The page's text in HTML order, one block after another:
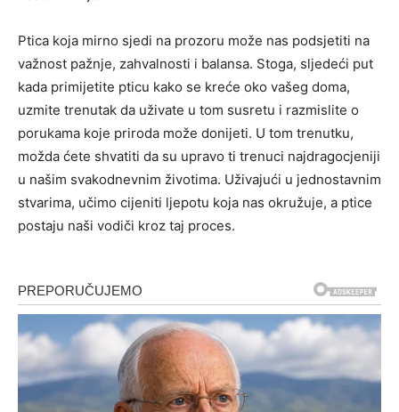
Ptica koja mirno sjedi na prozoru može nas podsjetiti na
važnost pažnje, zahvalnosti i balansa. Stoga, sljedeći put
kada primijetite pticu kako se kreće oko vašeg doma,
uzmite trenutak da uživate u tom susretu i razmislite o
porukama koje priroda može donijeti. U tom trenutku,
možda ćete shvatiti da su upravo ti trenuci najdragocjeniji
u našim svakodnevnim životima. Uživajući u jednostavnim
stvarima, učimo cijeniti ljepotu koja nas okružuje, a ptice
postaju naši vodiči kroz taj proces.